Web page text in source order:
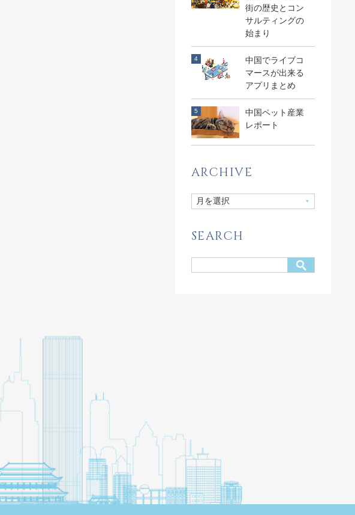
街の歴史とコン
サルティングの
始まり
中国でライブコ
マースが出来る
アプリまとめ
中国ペット産業
レポート
ARCHIVE
SEARCH